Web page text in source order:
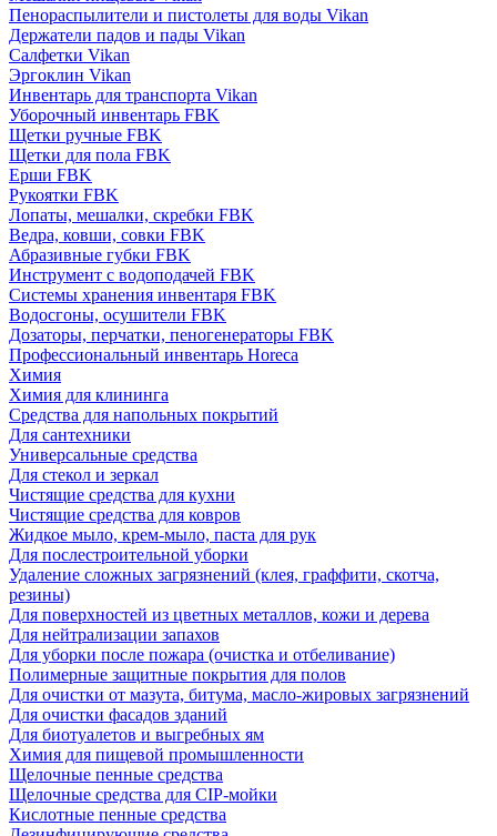
Пенораспылители и пистолеты для воды Vikan
Держатели падов и пады Vikan
Салфетки Vikan
Эргоклин Vikan
Инвентарь для транспорта Vikan
Уборочный инвентарь FBK
Щетки ручные FBK
Щетки для пола FBK
Ерши FBK
Рукоятки FBK
Лопаты, мешалки, скребки FBK
Ведра, ковши, совки FBK
Абразивные губки FBK
Инструмент с водоподачей FBK
Системы хранения инвентаря FBK
Водосгоны, осушители FBK
Дозаторы, перчатки, пеногенераторы FBK
Профессиональный инвентарь Horeca
Химия
Химия для клининга
Средства для напольных покрытий
Для сантехники
Универсальные средства
Для стекол и зеркал
Чистящие средства для кухни
Чистящие средства для ковров
Жидкое мыло, крем-мыло, паста для рук
Для послестроительной уборки
Удаление сложных загрязнений (клея, граффити, скотча,
резины)
Для поверхностей из цветных металлов, кожи и дерева
Для нейтрализации запахов
Для уборки после пожара (очистка и отбеливание)
Полимерные защитные покрытия для полов
Для очистки от мазута, битума, масло-жировых загрязнений
Для очистки фасадов зданий
Для биотуалетов и выгребных ям
Химия для пищевой промышленности
Щелочные пенные средства
Щелочные средства для CIP-мойки
Кислотные пенные средства